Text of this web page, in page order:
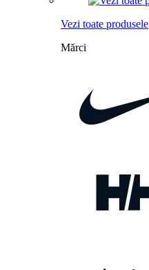
Vezi toate produsele
Mărci